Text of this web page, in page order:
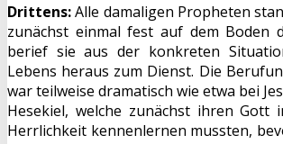
Drittens:Alle damaligen Propheten
zunächst einmal fest auf dem Boden
berief sie aus der konkreten
Lebens heraus zum Dienst. Die
war teilweise dramatisch wie etwa bei
Hesekiel, welche zunächst ihren Gott
Herrlichkeit kennenlernen mussten,